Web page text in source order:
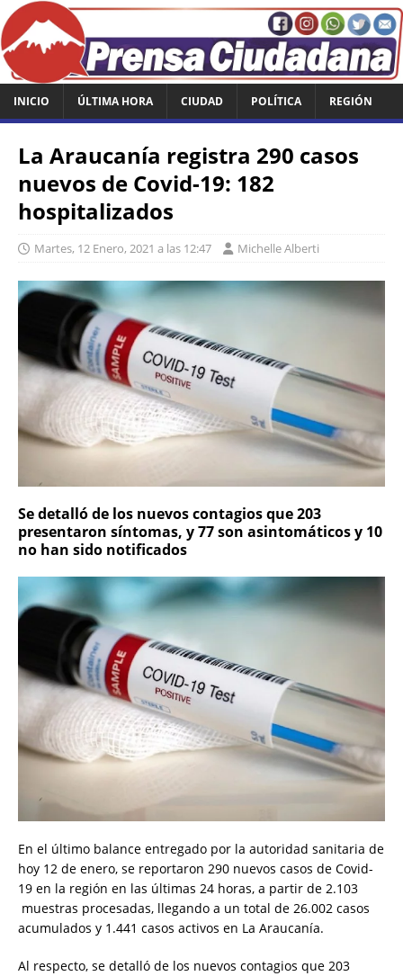
INICIO ÚLTIMA HORA CIUDAD POLÍTICA REGIÓN
La Araucanía registra 290 casos
nuevos de Covid-19: 182
hospitalizados
Martes, 12 Enero, 2021 a las 12:47 Michelle Alberti
Se detalló de los nuevos contagios que 203
presentaron síntomas, y 77 son asintomáticos y 10
no han sido notificados
En el último balance entregado por la autoridad sanitaria de
hoy 12 de enero, se reportaron 290 nuevos casos de Covid-
19 en la región en las últimas 24 horas, a partir de 2.103
muestras procesadas, llegando a un total de 26.002 casos
acumulados y 1.441 casos activos en La Araucanía.
Al respecto, se detalló de los nuevos contagios que 203